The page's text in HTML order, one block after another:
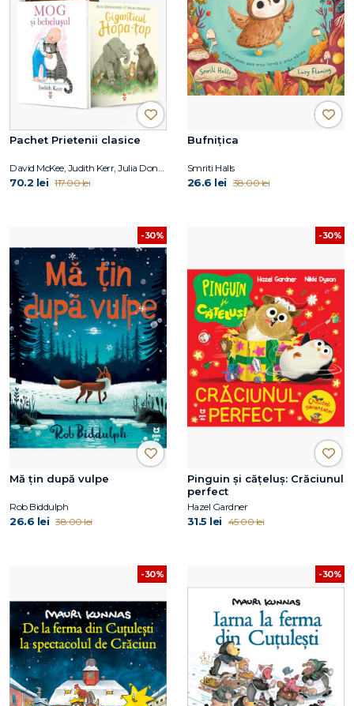
Pachet Prietenii clasice
70.2 lei 117.00 lei
Bufnițica
Smriti Halls
26.6 lei 38.00 lei
-30%
Mă țin după vulpe
Rob Biddulph
26.6 lei 38.00 lei
-30%
Pinguin și cățeluș: Crăciunul
perfect
Hazel Gardner
31.5 lei 45.00 lei
-30% -30%